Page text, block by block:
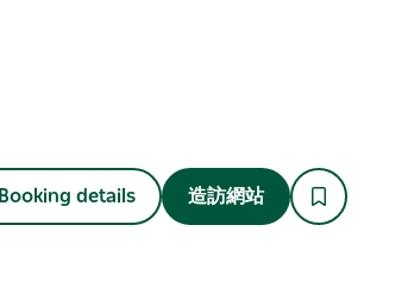
Booking details 造訪網站